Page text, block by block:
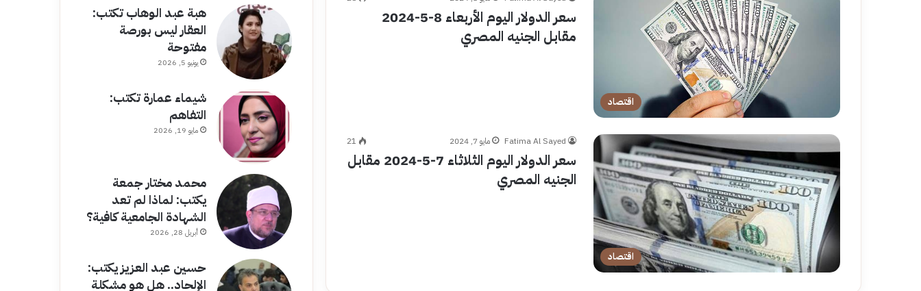
اقتصاد
سعر الدولار اليوم الأربعاء 8-5-2024
مقابل الجنيه المصري
اقتصاد
Fatima Al Sayed مايو 7, 2024 21
سعر الدولار اليوم الثلاثاء 7-5-2024 مقابل
الجنيه المصري
هبة عبد الوهاب تكتب:
العقار ليس بورصة
مفتوحة
يونيو 5, 2026
شيماء عمارة تكتب:
التفاهم
مايو 19, 2026
محمد مختار جمعة
يكتب: لماذا لم تعد
الشهادة الجامعية كافية؟
أبريل 28, 2026
حسين عبد العزيز يكتب:
الإلحاد.. هل هو مشكلة